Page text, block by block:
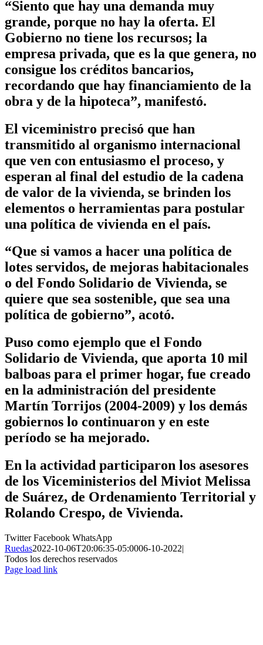
“Siento que hay una demanda muy
grande, porque no hay la oferta. El
Gobierno no tiene los recursos; la
empresa privada, que es la que genera, no
consigue los créditos bancarios,
recordando que hay financiamiento de la
obra y de la hipoteca”, manifestó.
El viceministro precisó que han
transmitido al organismo internacional
que ven con entusiasmo el proceso, y
esperan al final del estudio de la cadena
de valor de la vivienda, se brinden los
elementos o herramientas para postular
una política de vivienda en el país.
“Que si vamos a hacer una política de
lotes servidos, de mejoras habitacionales
o del Fondo Solidario de Vivienda, se
quiere que sea sostenible, que sea una
política de gobierno”, acotó.
Puso como ejemplo que el Fondo
Solidario de Vivienda, que aporta 10 mil
balboas para el primer hogar, fue creado
en la administración del presidente
Martín Torrijos (2004-2009) y los demás
gobiernos lo continuaron y en este
período se ha mejorado.
En la actividad participaron los asesores
de los Viceministerios del Miviot Melissa
de Suárez, de Ordenamiento Territorial y
Rolando Crespo, de Vivienda.
TwitterFacebook WhatsApp
Ruedas2022-10-06T20:06:35-05:0006-10-2022|
Todos los derechos reservados
Page load link